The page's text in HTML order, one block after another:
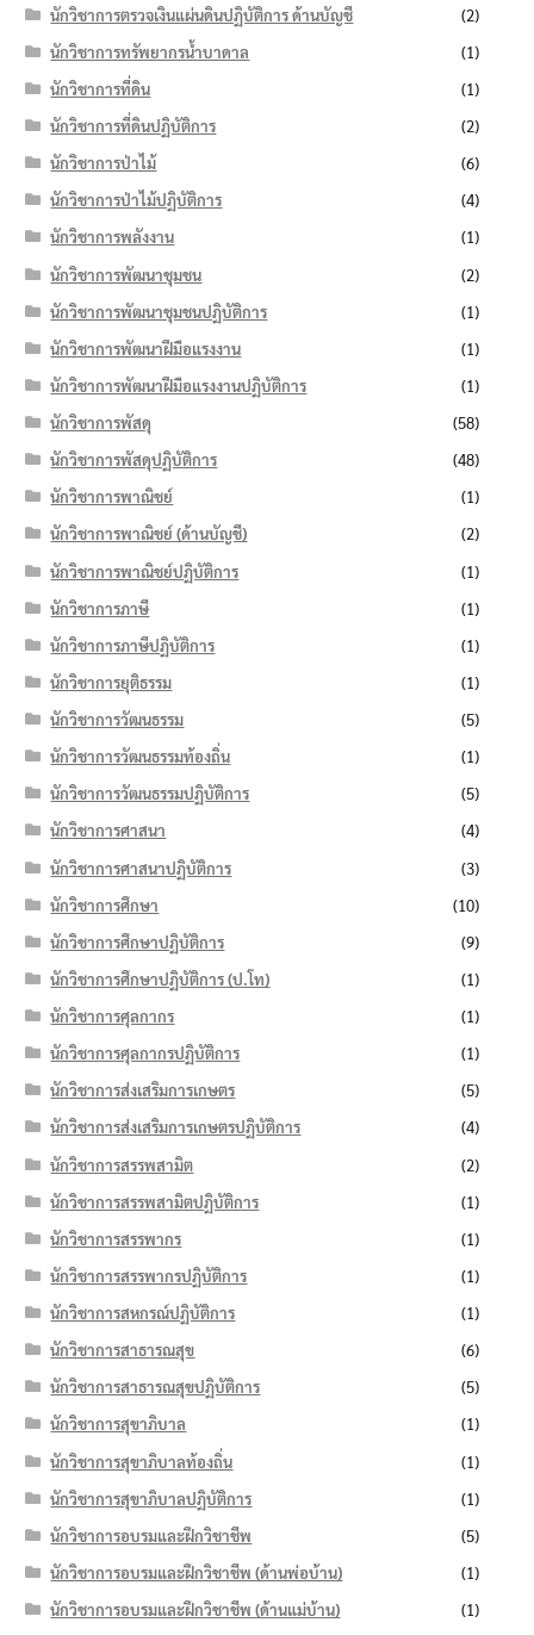
นักวิชาการตรวจเงินแผ่นดินปฏิบัติการ ด้านบัญชี
(2)
นักวิชาการทรัพยากรน้ำบาดาล
(1)
นักวิชาการที่ดิน
(1)
นักวิชาการที่ดินปฏิบัติการ
(2)
นักวิชาการป่าไม้
(6)
นักวิชาการป่าไม้ปฏิบัติการ
(4)
นักวิชาการพลังงาน
(1)
นักวิชาการพัฒนาชุมชน
(2)
นักวิชาการพัฒนาชุมชนปฏิบัติการ
(1)
นักวิชาการพัฒนาฝีมือแรงงาน
(1)
นักวิชาการพัฒนาฝีมือแรงงานปฏิบัติการ
(1)
นักวิชาการพัสดุ
(58)
นักวิชาการพัสดุปฏิบัติการ
(48)
นักวิชาการพาณิชย์
(1)
นักวิชาการพาณิชย์ (ด้านบัญชี)
(2)
นักวิชาการพาณิชย์ปฏิบัติการ
(1)
นักวิชาการภาษี
(1)
นักวิชาการภาษีปฏิบัติการ
(1)
นักวิชาการยุติธรรม
(1)
นักวิชาการวัฒนธรรม
(5)
นักวิชาการวัฒนธรรมท้องถิ่น
(1)
นักวิชาการวัฒนธรรมปฏิบัติการ
(5)
นักวิชาการศาสนา
(4)
นักวิชาการศาสนาปฏิบัติการ
(3)
นักวิชาการศึกษา
(10)
นักวิชาการศึกษาปฏิบัติการ
(9)
นักวิชาการศึกษาปฏิบัติการ (ป.โท)
(1)
นักวิชาการศุลกากร
(1)
นักวิชาการศุลกากรปฏิบัติการ
(1)
นักวิชาการส่งเสริมการเกษตร
(5)
นักวิชาการส่งเสริมการเกษตรปฏิบัติการ
(4)
นักวิชาการสรรพสามิต
(2)
นักวิชาการสรรพสามิตปฏิบัติการ
(1)
นักวิชาการสรรพากร
(1)
นักวิชาการสรรพากรปฏิบัติการ
(1)
นักวิชาการสหกรณ์ปฏิบัติการ
(1)
นักวิชาการสาธารณสุข
(6)
นักวิชาการสาธารณสุขปฏิบัติการ
(5)
นักวิชาการสุขาภิบาล
(1)
นักวิชาการสุขาภิบาลท้องถิ่น
(1)
นักวิชาการสุขาภิบาลปฏิบัติการ
(1)
นักวิชาการอบรมและฝึกวิชาชีพ
(5)
นักวิชาการอบรมและฝึกวิชาชีพ (ด้านพ่อบ้าน)
(1)
นักวิชาการอบรมและฝึกวิชาชีพ (ด้านแม่บ้าน)
(1)